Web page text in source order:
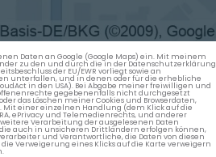
Daten an Google (Google Maps) ein. Mit meinem
zu den und durch die in der Datenschutzerklärung
der EU/EWR vorliegt sowie an
unterfallen, und in denen oder für die erhebliche
in den USA). Bei Abgabe meiner freiwilligen und
gegebenenfalls nicht durchgesetzt
das Löschen meiner Cookies und Browserdaten,
einer einzelnen Handlung (dem Klick auf die
ePrivacy und Telemedienrechts, und anderer
Verarbeitung der ausgelesenen Daten
auch in unsicheren Drittländern erfolgen können,
und Verantwortliche, die Daten von diesen
Verweigerung eines Klicks auf die Karte verweigern